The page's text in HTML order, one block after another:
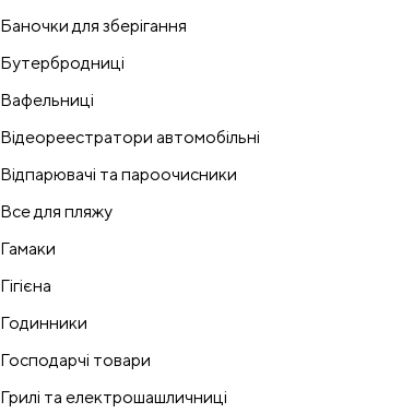
Баночки для зберігання
Бутербродниці
Вафельниці
Відеореестратори автомобільні
Відпарювачі та пароочисники
Все для пляжу
Гамаки
Гігієна
Годинники
Господарчі товари
Грилі та електрошашличниці